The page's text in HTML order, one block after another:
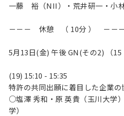
一藤 裕（NII）・荒井研一・小
－－－ 休憩 （ 10分 ） －－－
5月13日(金) 午後 GN(その2) （15
(19) 15:10 - 15:35
特許の共同出願に着目した企業
○塩澤 秀和・原 英貴（玉川大学
学）